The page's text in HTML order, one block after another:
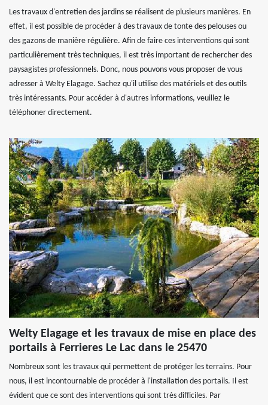
Les travaux d'entretien des jardins se réalisent de plusieurs manières. En
effet, il est possible de procéder à des travaux de tonte des pelouses ou
des gazons de manière régulière. Afin de faire ces interventions qui sont
particulièrement très techniques, il est très important de rechercher des
paysagistes professionnels. Donc, nous pouvons vous proposer de vous
adresser à Welty Elagage. Sachez qu'il utilise des matériels et des outils
très intéressants. Pour accéder à d'autres informations, veuillez le
téléphoner directement.
Welty Elagage et les travaux de mise en place des
portails à Ferrieres Le Lac dans le 25470
Nombreux sont les travaux qui permettent de protéger les terrains. Pour
nous, il est incontournable de procéder à l'installation des portails. Il est
évident que ce sont des interventions qui sont très difficiles. Par